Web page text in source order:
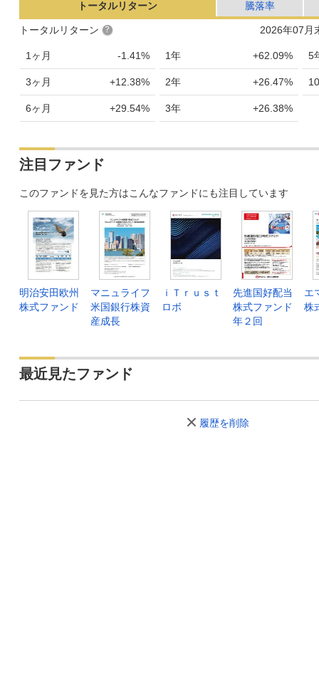
トータルリターン 騰落率
2026年07月
トータルリターン
1ヶ月 -1.41%
3ヶ月 +12.38%
6ヶ月 +29.54%
1年 +62.09%
2年 +26.47%
3年 +26.38%
5
注目ファンド
このファンドを見た方はこんなファンドにも注目しています
明治安田欧州
株式ファンド
マニュライフ
米国銀行株資
産成長
ｉＴｒｕｓｔ
ロボ
先進国好配当
株式ファンド
年２回
エ
株
最近見たファンド
履歴を削除